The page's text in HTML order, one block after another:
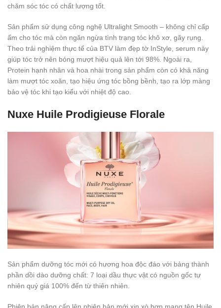
chăm sóc tóc có chất lượng tốt.
Sản phẩm sử dụng công nghệ Ultralight Smooth – không chỉ cấp
ẩm cho tóc mà còn ngăn ngừa tình trạng tóc khô xơ, gãy rụng.
Theo trải nghiệm thực tế của BTV làm đẹp tờ InStyle, serum này
giúp tóc trở nên bóng mượt hiệu quả lên tới 98%. Ngoài ra,
Protein hạnh nhân và hoa nhài trong sản phẩm còn có khả năng
làm mượt tóc xoăn, tạo hiệu ứng tóc bồng bềnh, tạo ra lớp màng
bảo vệ tóc khi tạo kiểu với nhiệt độ cao.
Nuxe Huile Prodigieuse Florale
Sản phẩm dưỡng tóc mới có hương hoa độc đáo với bảng thành
phần dồi dào dưỡng chất: 7 loại dầu thực vật có nguồn gốc tự
nhiên quý giá 100% đến từ thiên nhiên.
Phiên bản nâng cấp lên phiên bản mới xịn xò hơn mang tên Huile